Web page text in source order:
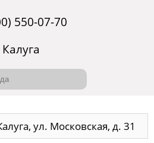
550-07-70
Калуга
ул. Московская, д. 31